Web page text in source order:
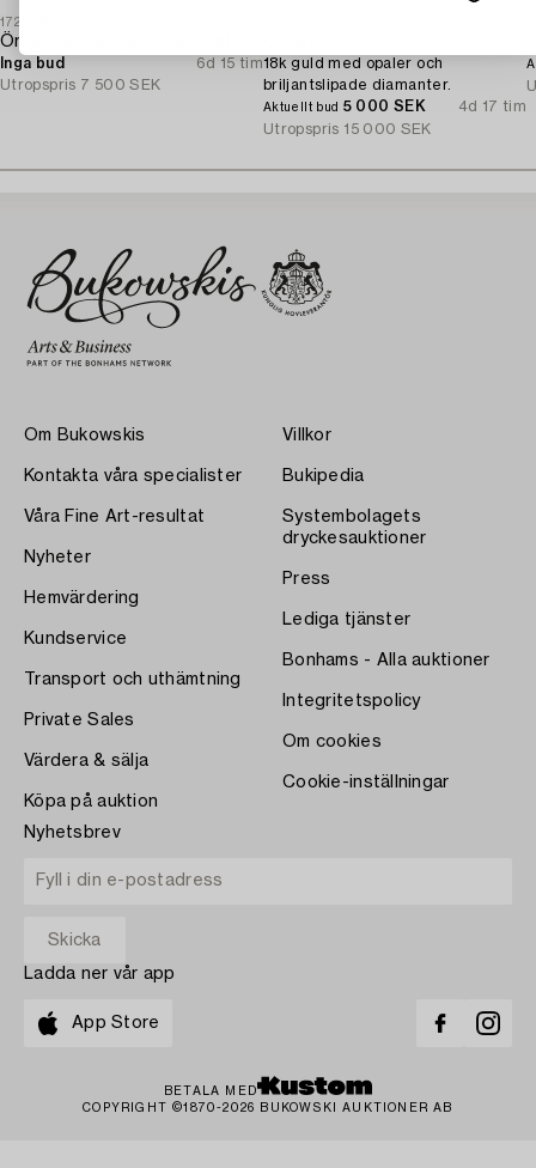
1722756
Inga bud
6d 15 tim
Utropspris 7 500 SEK
18k guld med opaler och
briljantslipade diamanter.
Aktuellt bud 5 000 SEK
4d 17 tim
Utropspris 15 000 SEK
Om Bukowskis
Kontakta våra specialister
Våra Fine Art-resultat
Nyheter
Hemvärdering
Kundservice
Transport och uthämtning
Private Sales
Värdera & sälja
Köpa på auktion
Villkor
Bukipedia
Systembolagets
dryckesauktioner
Press
Lediga tjänster
Bonhams - Alla auktioner
Integritetspolicy
Om cookies
Cookie-inställningar
Nyhetsbrev
Ladda ner vår app
App Store
BETALA MED
COPYRIGHT ©1870-2026 BUKOWSKI AUKTIONER AB